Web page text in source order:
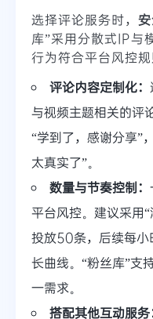
选择评论服务时，
库”采用分散式IP与
行为符合平台风控规
评论内容定制化：
与视频主题相关的评
“学到了，感谢分享”
太真实了”。
数量与节奏控制：
平台风控。建议采用
投放50条，后续每
长曲线。“粉丝库”支
一需求。
搭配其他互动服务